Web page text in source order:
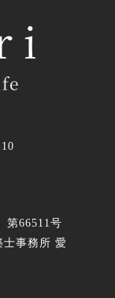
第66511号
事務所 愛